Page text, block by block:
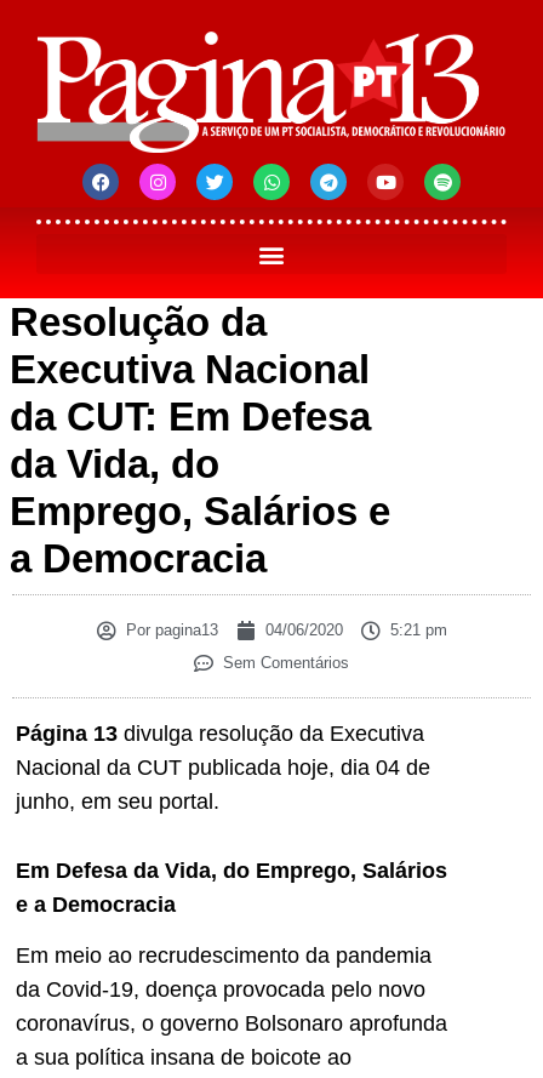
Resolução da
Executiva Nacional
da CUT: Em Defesa
da Vida, do
Emprego, Salários e
a Democracia
Porpagina13 04/06/2020
5:21 pm
Sem Comentários
Página 13 divulga resolução da Executiva
Nacional da CUT publicada hoje, dia 04 de
junho, em seu portal.
Em Defesa da Vida, do Emprego, Salários
e a Democracia
Em meio ao recrudescimento da pandemia
da Covid-19, doença provocada pelo novo
coronavírus, o governo Bolsonaro aprofunda
a sua política insana de boicote ao